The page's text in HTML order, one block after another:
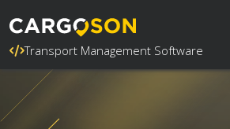
Transport Management Software